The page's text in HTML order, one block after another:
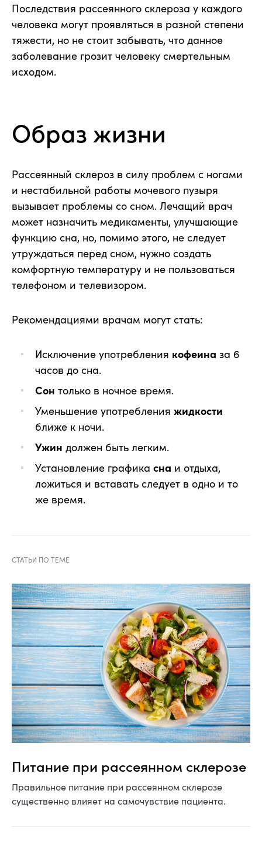
Последствия рассеянного склероза у каждого
человека могут проявляться в разной степени
тяжести, но не стоит забывать, что данное
заболевание грозит человеку смертельным
исходом.
Образ жизни
Рассеянный склероз в силу проблем с ногами
и нестабильной работы мочевого пузыря
вызывает проблемы со сном. Лечащий врач
может назначить медикаменты, улучшающие
функцию сна, но, помимо этого, не следует
утруждаться перед сном, нужно создать
комфортную температуру и не пользоваться
телефоном и телевизором.
Рекомендациями врачам могут стать:
Исключение употребления кофеина за 6
часов до сна.
Сон только в ночное время.
Уменьшение употребления жидкости
ближе к ночи.
Ужин должен быть легким.
Установление графика сна и отдыха,
ложиться и вставать следует в одно и то
же время.
Питание при рассеянном склерозе
Правильное питание при рассеянном склерозе
существенно влияет на самочувствие пациента.